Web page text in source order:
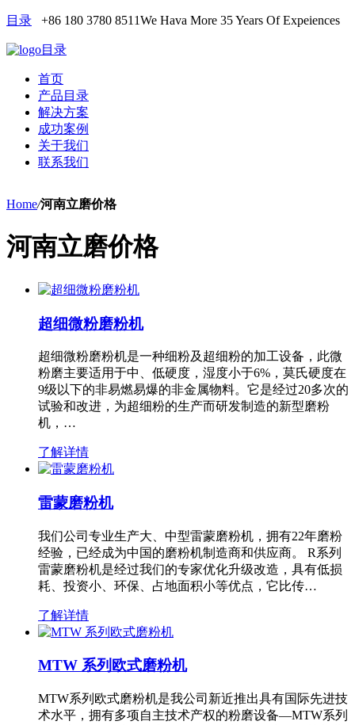
目录 +86 180 3780 8511We Hava More 35 Years Of Expeiences
目录
首页
产品目录
解决方案
成功案例
关于我们
联系我们
Home/河南立磨价格
河南立磨价格
超细微粉磨粉机
超细微粉磨粉机是一种细粉及超细粉的加工设备，此微
粉磨主要适用于中、低硬度，湿度小于6%，莫氏硬度在
9级以下的非易燃易爆的非金属物料。它是经过20多次的
试验和改进，为超细粉的生产而研发制造的新型磨粉
机，…
了解详情
雷蒙磨粉机
我们公司专业生产大、中型雷蒙磨粉机，拥有22年磨粉
经验，已经成为中国的磨粉机制造商和供应商。 R系列
雷蒙磨粉机是经过我们的专家优化升级改造，具有低损
耗、投资小、环保、占地面积小等优点，它比传…
了解详情
MTW 系列欧式磨粉机
MTW系列欧式磨粉机是我公司新近推出具有国际先进技
术水平，拥有多项自主技术产权的粉磨设备—MTW系列